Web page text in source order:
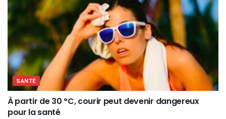
SANTÉ
À partir de 30 °C, courir peut devenir dangereux
pour la santé